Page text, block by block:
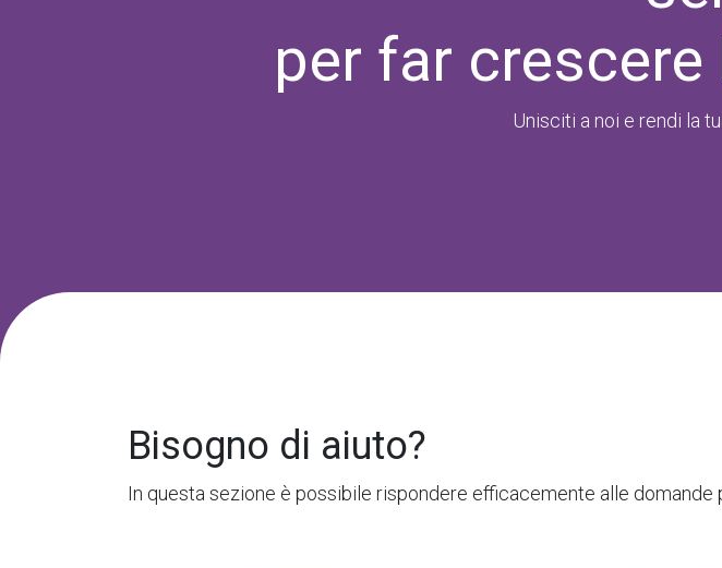
per far
Unisciti a noi e rendi la
Bisogno di aiuto?
In questa sezione è possibile rispondere efficacemente alle domande